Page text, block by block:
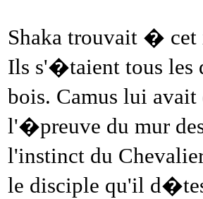
Shaka trouvait � cet
Ils s'�taient tous les
bois. Camus lui
l'�preuve du mur
l'instinct du
le disciple qu'il